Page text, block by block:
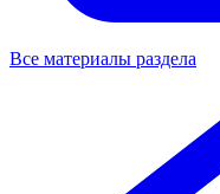
Все материалы раздела